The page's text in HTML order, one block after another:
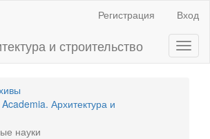
Регистрация Вход
и строительство
Архитектура и
науки